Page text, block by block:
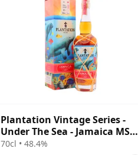
Plantation Vintage Series -
Under The Sea - Jamaica MSP
2007 15 jaar oud Rum
70cl • 48.4%